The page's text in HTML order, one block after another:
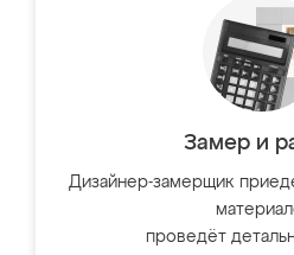
Замер и
Дизайнер-замерщик
проведёт